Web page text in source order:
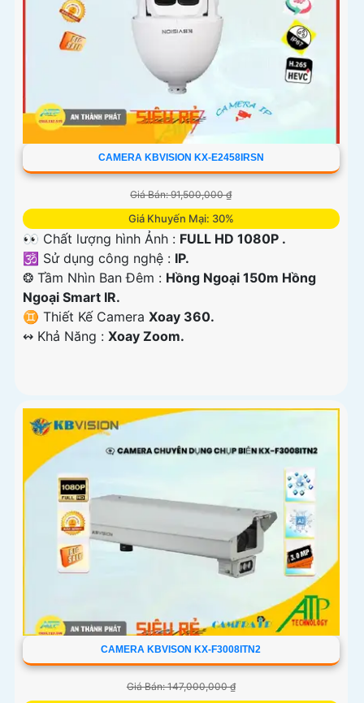
CAMERA KBVISION KX-E2458IRSN
Giá Bán: 91,500,000 ₫
Giá Khuyến Mại: 30%
👀 Chất lượng hình Ảnh : FULL HD 1080P .
🕉️ Sử dụng công nghệ : IP.
❂ Tầm Nhìn Ban Đêm : Hồng Ngoại 150m Hồng
Ngoại Smart IR.
♊ Thiết Kế Camera Xoay 360.
️↭ Khả Năng : Xoay Zoom.
CAMERA KBVISON KX-F3008ITN2
Giá Bán: 147,000,000 ₫